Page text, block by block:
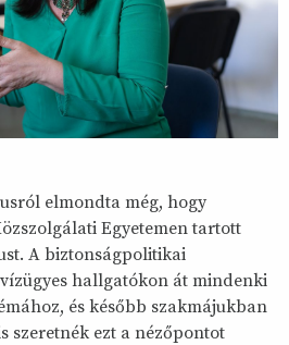
elmondta még, hogy
Egyetemen tartott
A biztonságpolitikai
hallgatókon át mindenki
és később szakmájukban
szeretnék ezt a nézőpontot